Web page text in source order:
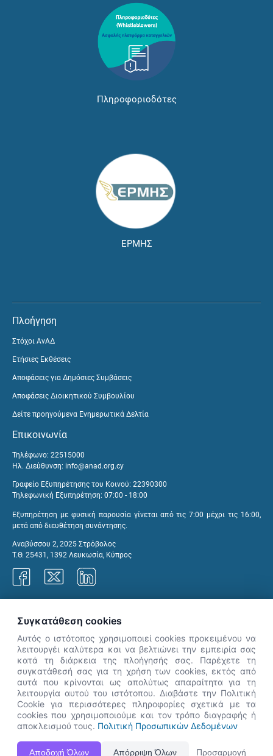
Πληροφοριοδότες
ΕΡΜΗΣ
Πλοήγηση
Στόχοι ΑνΑΔ
Ετήσιες Εκθέσεις
Αποφάσεις για Δημόσιες Συμβάσεις
Αποφάσεις Διοικητικού Συμβουλίου
Δείτε προηγούμενα Ενημερωτικά Δελτία
Επικοινωνία
Τηλέφωνο: 22515000
Ηλ. Διεύθυνση: info@anad.org.cy
Γραφείο Εξυπηρέτησης του Κοινού: 22390300
Τηλεφωνική Εξυπηρέτηση: 07:00 - 18:00
Εξυπηρέτηση με φυσική παρουσία γίνεται από τις 7:00 μέχρι τις 16:00,
μετά από διευθέτηση συνάντησης.
Αναβύσσου 2, 2025 Στρόβολος
Τ.Θ. 25431, 1392 Λευκωσία, Κύπρος
Η Ιστοσελίδα ΑνΑΔ είναι πλήρως συμβατή με τις νεότερες εκδόσεις, Google Chrome, Mozilla Firefox,
Apple Safari καθώς και Internet Explorer.
👋 Καλώς ήρθες! Είμαι η Νόησις.
Πες μου πώς μπορώ να σε βοηθήσω
σήμερα.
Συγκατάθεση cookies
Αυτός ο ιστότοπος χρησιμοποιεί cookies προκειμένου να
λειτουργέι καλύτερα και να βελτιώνει την εμπειρία σας
κατά τη διάρκεια της πλοήγησής σας. Παρέχετε τη
συγκατάθεσή σας για τη χρήση των cookies, εκτός από
αυτά που κρίνονται ως απολύτως απαραίτητα για τη
λειτουργία αυτού του ιστότοπου. Διαβάστε την Πολιτική
Cookie για περισσότερες πληροφορίες σχετικά με τα
cookies που χρησιμοποιούμε και τον τρόπο διαγραφής ή
αποκλεισμού τους. Πολιτική Προσωπικών Δεδομένων
Αποδοχή Όλων Απόρριψη Όλων Προσαρμογή